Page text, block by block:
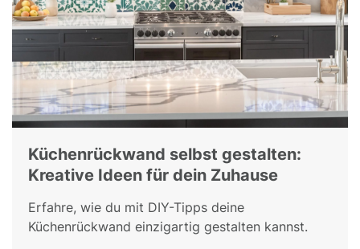
Küchenrückwand selbst gestalten:
Kreative Ideen für dein Zuhause
Erfahre, wie du mit DIY-Tipps deine
Küchenrückwand einzigartig gestalten kannst.